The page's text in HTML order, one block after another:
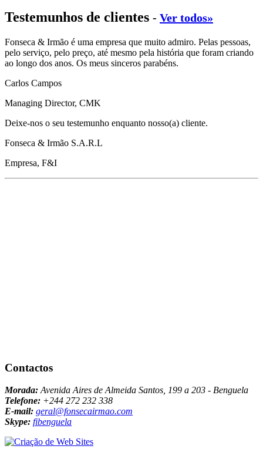
Testemunhos de clientes - Ver todos»
Fonseca & Irmão é uma empresa que muito admiro. Pelas pessoas,
pelo serviço, pelo preço, até mesmo pela história que foram criando
ao longo dos anos. Os meus sinceros parabéns.
Carlos Campos
Managing Director, CMK
Deixe-nos o seu testemunho enquanto nosso(a) cliente.
Fonseca & Irmão S.A.R.L
Empresa, F&I
Contactos
Morada: Avenida Aires de Almeida Santos, 199 a 203 - Benguela
Telefone: +244 272 232 338
E-mail: geral@fonsecairmao.com
Skype: fibenguela